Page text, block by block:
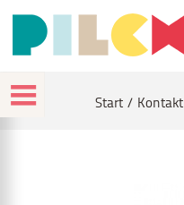
Start Kontakt